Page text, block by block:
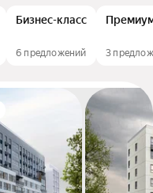
Бизнес-класс
6 предложений 3